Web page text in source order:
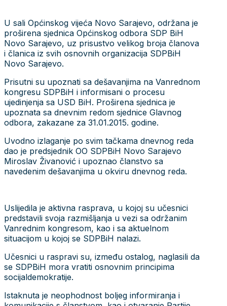
U sali Općinskog vijeća Novo Sarajevo, održana je
proširena sjednica Općinskog odbora SDP BiH
Novo Sarajevo, uz prisustvo velikog broja članova
i članica iz svih osnovnih organizacija SDPBiH
Novo Sarajevo.
Prisutni su upoznati sa dešavanjima na Vanrednom
kongresu SDPBiH i informisani o procesu
ujedinjenja sa USD BiH. Proširena sjednica je
upoznata sa dnevnim redom sjednice Glavnog
odbora, zakazane za 31.01.2015. godine.
Uvodno izlaganje po svim tačkama dnevnog reda
dao je predsjednik OO SDPBiH Novo Sarajevo
Miroslav Živanović i upoznao članstvo sa
navedenim dešavanjima u okviru dnevnog reda.
Uslijedila je aktivna rasprava, u kojoj su učesnici
predstavili svoja razmišljanja u vezi sa održanim
Vanrednim kongresom, kao i sa aktuelnom
situacijom u kojoj se SDPBiH nalazi.
Učesnici u raspravi su, između ostalog, naglasili da
se SDPBiH mora vratiti osnovnim principima
socijaldemokratije.
Istaknuta je neophodnost boljeg informiranja i